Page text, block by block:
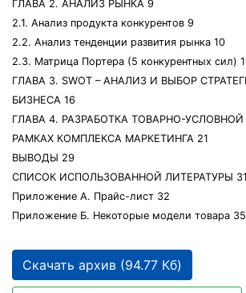
ГЛАВА 2. АНАЛИЗ РЫНКА 9
2.1. Анализ продукта конкурентов 9
2.2. Анализ тенденции развития рынка 10
2.3. Матрица Портера (5 конкурентных сил)
ГЛАВА 3. SWOT – АНАЛИЗ И ВЫБОР
БИЗНЕСА 16
ГЛАВА 4. РАЗРАБОТКА ТОВАРНО-
РАМКАХ КОМПЛЕКСА МАРКЕТИНГА 21
ВЫВОДЫ 29
СПИСОК ИСПОЛЬЗОВАННОЙ ЛИТЕРАТУРЫ 31
Приложение А. Прайс-лист 32
Приложение Б. Некоторые модели товара 35
Скачать архив (94.77 Кб)